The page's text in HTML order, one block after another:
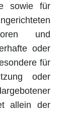
sowie für
und
oder
für
oder
allein der